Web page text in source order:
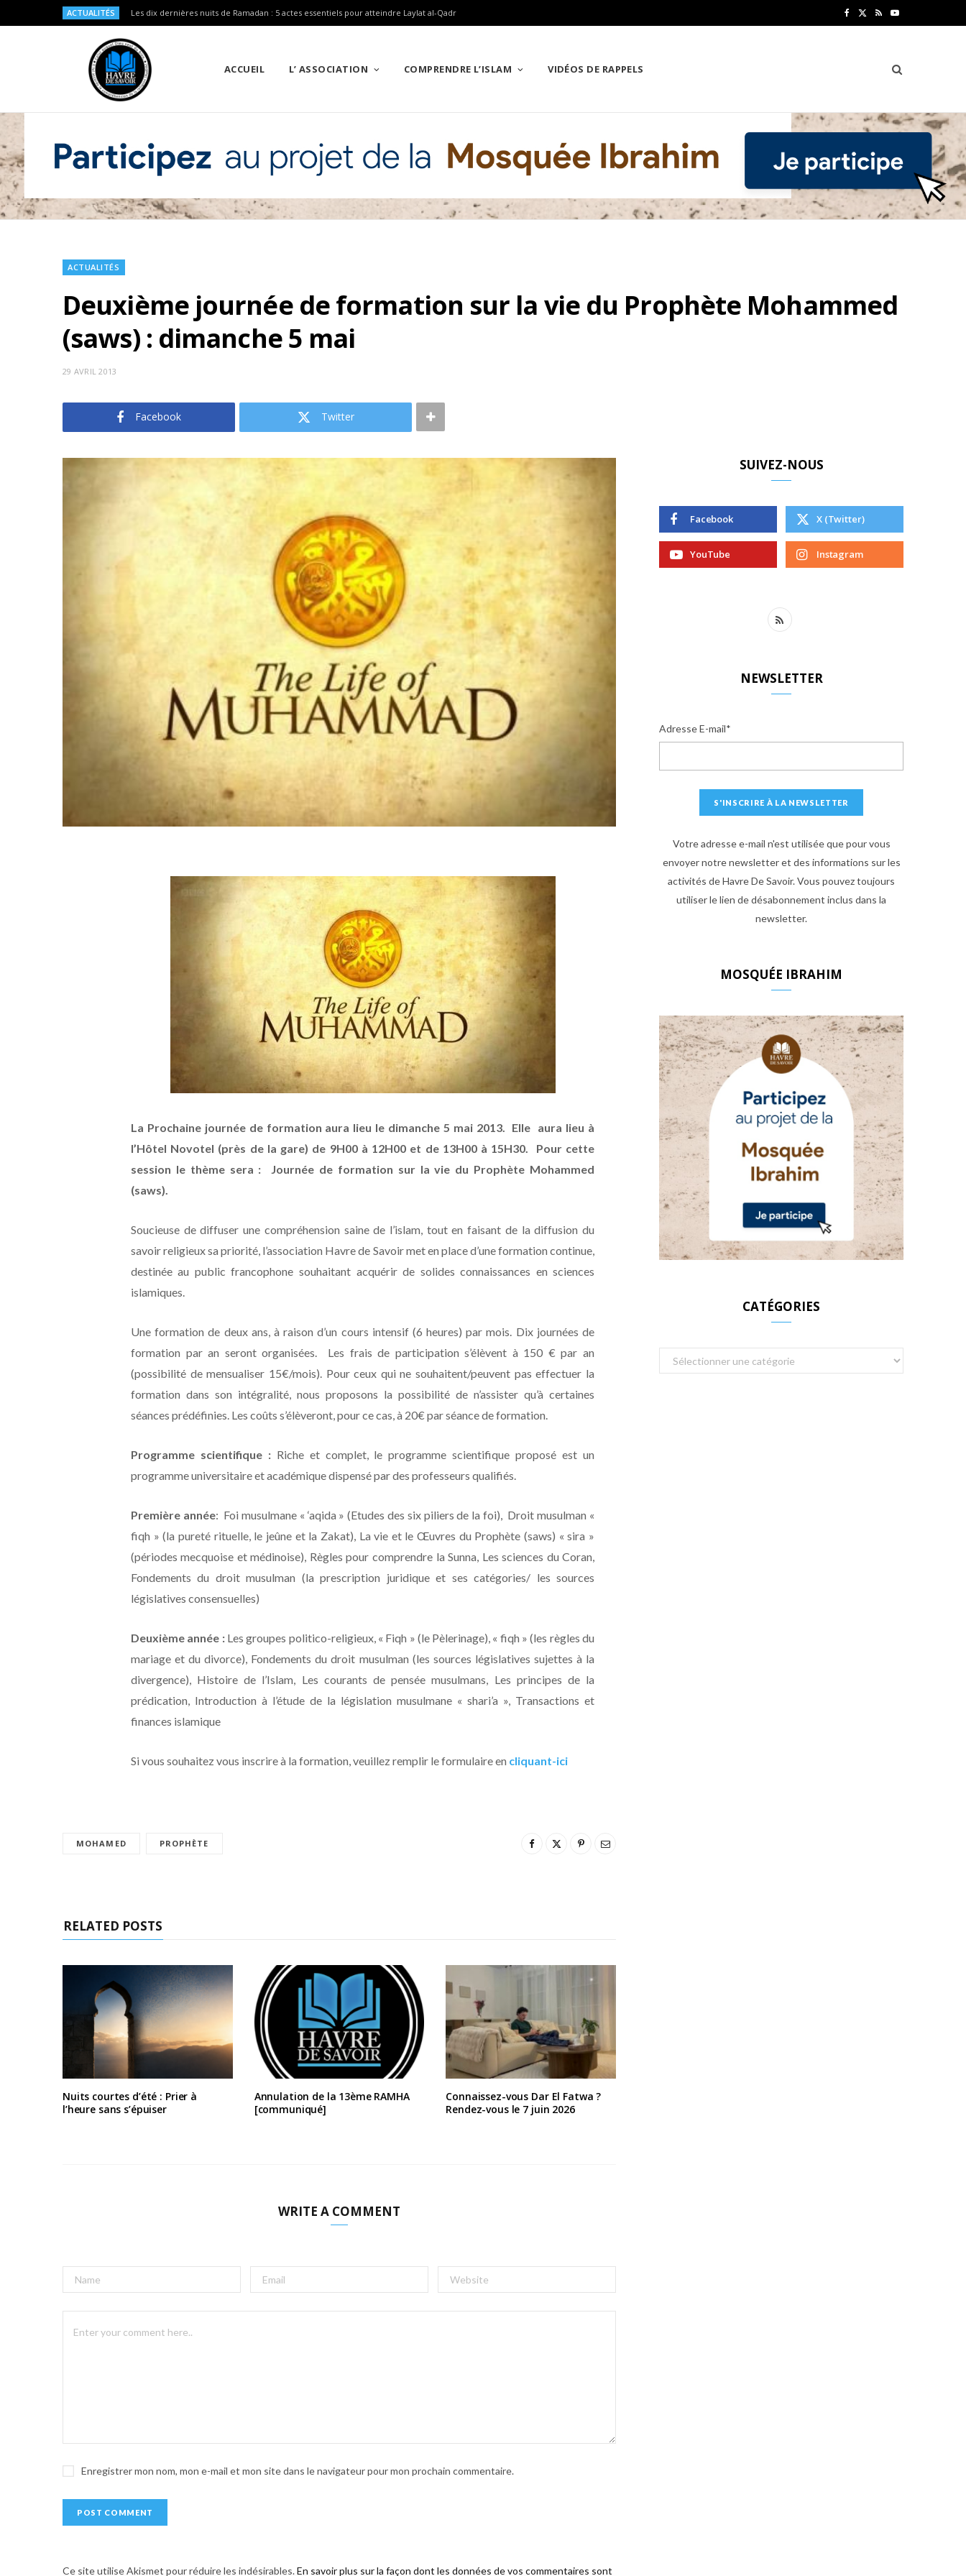
ACTUALITÉS Les dix dernières nuits de Ramadan : 5 actes essentiels pour atteindre Laylat al-Qadr
b
o
i
t
r
R Y
u
u
e
ACCUEIL L’ ASSOCIATION COMPRENDRE L’ISLAM VIDÉOS DE RAPPELS
ACTUALITÉS
Deuxième journée de formation sur la vie du Prophète Mohammed
(saws) : dimanche 5 mai
29 AVRIL 2013
Facebook Twitter
La Prochaine journée de formation aura lieu le dimanche 5 mai 2013. Elle aura lieu à
l’Hôtel Novotel (près de la gare) de 9H00 à 12H00 et de 13H00 à 15H30. Pour cette
session le thème sera : Journée de formation sur la vie du Prophète Mohammed
(saws).
Soucieuse de diffuser une compréhension saine de l’islam, tout en faisant de la diffusion du
savoir religieux sa priorité, l’association Havre de Savoir met en place d’une formation continue,
destinée au public francophone souhaitant acquérir de solides connaissances en sciences
islamiques.
Une formation de deux ans, à raison d’un cours intensif (6 heures) par mois. Dix journées de
formation par an seront organisées. Les frais de participation s’élèvent à 150 € par an
(possibilité de mensualiser 15€/mois). Pour ceux qui ne souhaitent/peuvent pas effectuer la
formation dans son intégralité, nous proposons la possibilité de n’assister qu’à certaines
séances prédéfinies. Les coûts s’élèveront, pour ce cas, à 20€ par séance de formation.
Programme scientifique :Riche et complet, le programme scientifique proposé est un
programme universitaire et académique dispensé par des professeurs qualifiés.
Première année: Foi musulmane « ‘aqida » (Etudes des six piliers de la foi), Droit musulman «
fiqh » (la pureté rituelle, le jeûne et la Zakat), La vie et le Œuvres du Prophète (saws) « sira »
(périodes mecquoise et médinoise), Règles pour comprendre la Sunna, Les sciences du Coran,
Fondements du droit musulman (la prescription juridique et ses catégories/ les sources
législatives consensuelles)
Deuxième année : Les groupes politico-religieux, « Fiqh » (le Pèlerinage), « fiqh » (les règles du
mariage et du divorce), Fondements du droit musulman (les sources législatives sujettes à la
divergence), Histoire de l’Islam, Les courants de pensée musulmans, Les principes de la
prédication, Introduction à l’étude de la législation musulmane « shari’a », Transactions et
finances islamique
Si vous souhaitez vous inscrire à la formation, veuillez remplir le formulaire en cliquant-ici
MOHAMED PROPHÈTE
RELATED POSTS
Nuits courtes d’été : Prier à
l’heure sans s’épuiser
Annulation de la 13ème RAMHA
[communiqué]
Connaissez-vous Dar El Fatwa ?
Rendez-vous le 7 juin 2026
WRITE A COMMENT
Enregistrer mon nom, mon e-mail et mon site dans le navigateur pour mon prochain commentaire.
l
t
v
:
Ce site utilise Akismet pour réduire les indésirables.En savoir plus sur la façon dont les données de vos commentaires sont
SUIVEZ-NOUS
Facebook X (Twitter)
YouTube Instagram
R
NEWSLETTER
Adresse E-mail*
Votre adresse e-mail n'est utilisée que pour vous
envoyer notre newsletter et des informations sur les
activités de Havre De Savoir. Vous pouvez toujours
utiliser le lien de désabonnement inclus dans la
newsletter.
MOSQUÉE IBRAHIM
CATÉGORIES
Catégories